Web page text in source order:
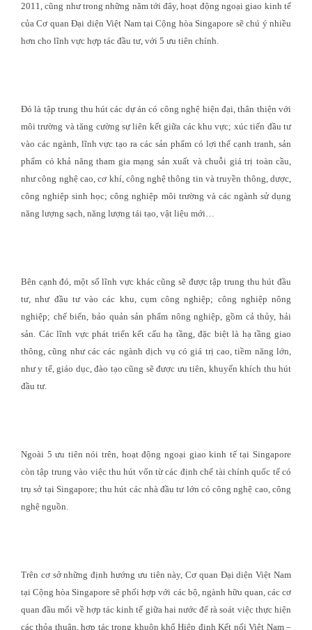
2011, cũng như trong những năm tới đây, hoạt động ngoại giao kinh tế
của Cơ quan Đại diện Việt Nam tại Cộng hòa Singapore sẽ chú ý nhiều
hơn cho lĩnh vực hợp tác đầu tư, với 5 ưu tiên chính.
Đó là tập trung thu hút các dự án có công nghệ hiện đại, thân thiện với
môi trường và tăng cường sự liên kết giữa các khu vực; xúc tiến đầu tư
vào các ngành, lĩnh vực tạo ra các sản phẩm có lợi thế cạnh tranh, sản
phẩm có khả năng tham gia mạng sản xuất và chuỗi giá trị toàn cầu,
như công nghệ cao, cơ khí, công nghệ thông tin và truyền thông, dược,
công nghiệp sinh học; công nghiệp môi trường và các ngành sử dụng
năng lượng sạch, năng lượng tái tạo, vật liệu mới…
Bên cạnh đó, một số lĩnh vực khác cũng sẽ được tập trung thu hút đầu
tư, như đầu tư vào các khu, cụm công nghiệp; công nghiệp nông
nghiệp; chế biến, bảo quản sản phẩm nông nghiệp, gồm cả thủy, hải
sản. Các lĩnh vực phát triển kết cấu hạ tầng, đặc biệt là hạ tầng giao
thông, cũng như các các ngành dịch vụ có giá trị cao, tiềm năng lớn,
như y tế, giáo dục, đào tạo cũng sẽ được ưu tiên, khuyến khích thu hút
đầu tư.
Ngoài 5 ưu tiên nói trên, hoạt động ngoại giao kinh tế tại Singapore
còn tập trung vào việc thu hút vốn từ các định chế tài chính quốc tế có
trụ sở tại Singapore; thu hút các nhà đầu tư lớn có công nghệ cao, công
nghệ nguồn.
Trên cơ sở những định hướng ưu tiên này, Cơ quan Đại diện Việt Nam
tại Cộng hòa Singapore sẽ phối hợp với các bộ, ngành hữu quan, các cơ
quan đầu mối về hợp tác kinh tế giữa hai nước để rà soát việc thực hiện
các thỏa thuận, hợp tác trong khuôn khổ Hiệp định Kết nối Việt Nam –